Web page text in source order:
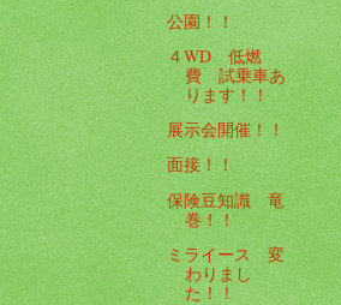
公園！！
４WD 低燃
費 試乗車あ
ります！！
展示会開催！！
面接！！
保険豆知識 竜
巻！！
ミライース 変
わりまし
た！！